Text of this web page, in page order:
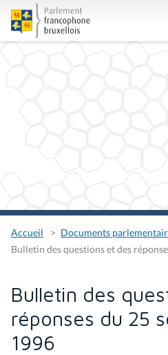
Accueil
Documents
Bulletin des questions et des
Bulletin des
réponses du 25
1996